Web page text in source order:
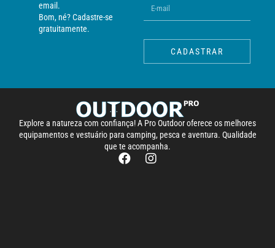
email.
Bom, né? Cadastre-se
gratuitamente.
CADASTRAR
Explore a natureza com confiança! A Pro Outdoor oferece os melhores
equipamentos e vestuário para camping, pesca e aventura. Qualidade
que te acompanha.